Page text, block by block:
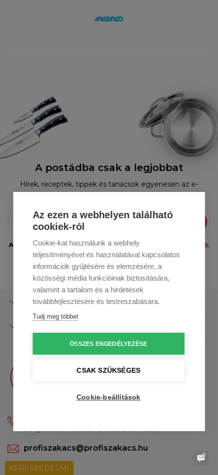
Az ezen a webhelyen található
cookiek-ról
Cookie-kat használunk a webhely
teljesítményével és használatával kapcsolatos
információk gyűjtésére és elemzésére, a
közösségi média funkcióinak biztosítására,
valamint a tartalom és a hirdetések
továbbfejlesztésére és testreszabására.
Tudj meg többet
ÖSSZES ENGEDÉLYEZÉSE
CSAK SZÜKSÉGES
Cookie-beállítások
A postádba csak a legjobbat
Hírek, receptek, tippek és tanácsok egyenesen az e-
Az e-mail elküldésével hozzájárulsz a
személyes adatok
feldolgozásához.
A TÁRSASÁGRÓL
(Hangos GYIK: H-P: 9:00 - 12:00 és 13:00 - 16:30)
profiszakacs@profiszakacs.hu
KERESKEDELMI